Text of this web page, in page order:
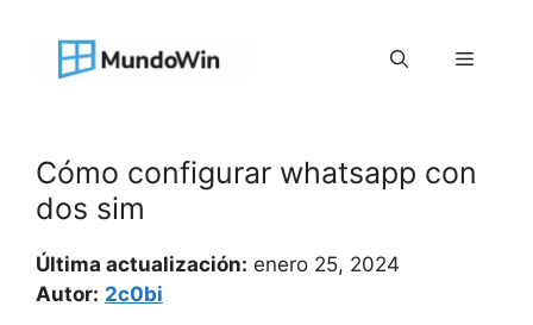
contenido
Menú
Cómo configurar whatsapp con
dos sim
Última actualización: enero 25, 2024
Autor: 2c0bi